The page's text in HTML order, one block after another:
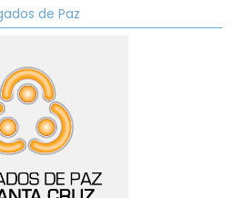
de Paz